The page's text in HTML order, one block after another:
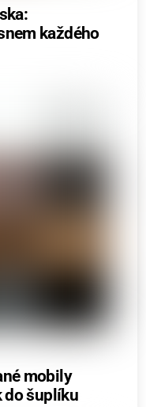
každého
mobily
do šuplíku